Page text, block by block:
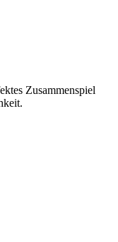
Zusammenspiel